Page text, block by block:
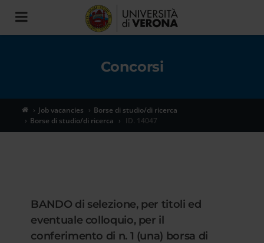
Toggle
navigation
Concorsi
Job vacancies
Borse di studio/di ricerca
Borse di studio/di ricerca
ID. 14047
BANDO di selezione, per titoli ed
eventuale colloquio, per il
conferimento di n. 1 (una) borsa di